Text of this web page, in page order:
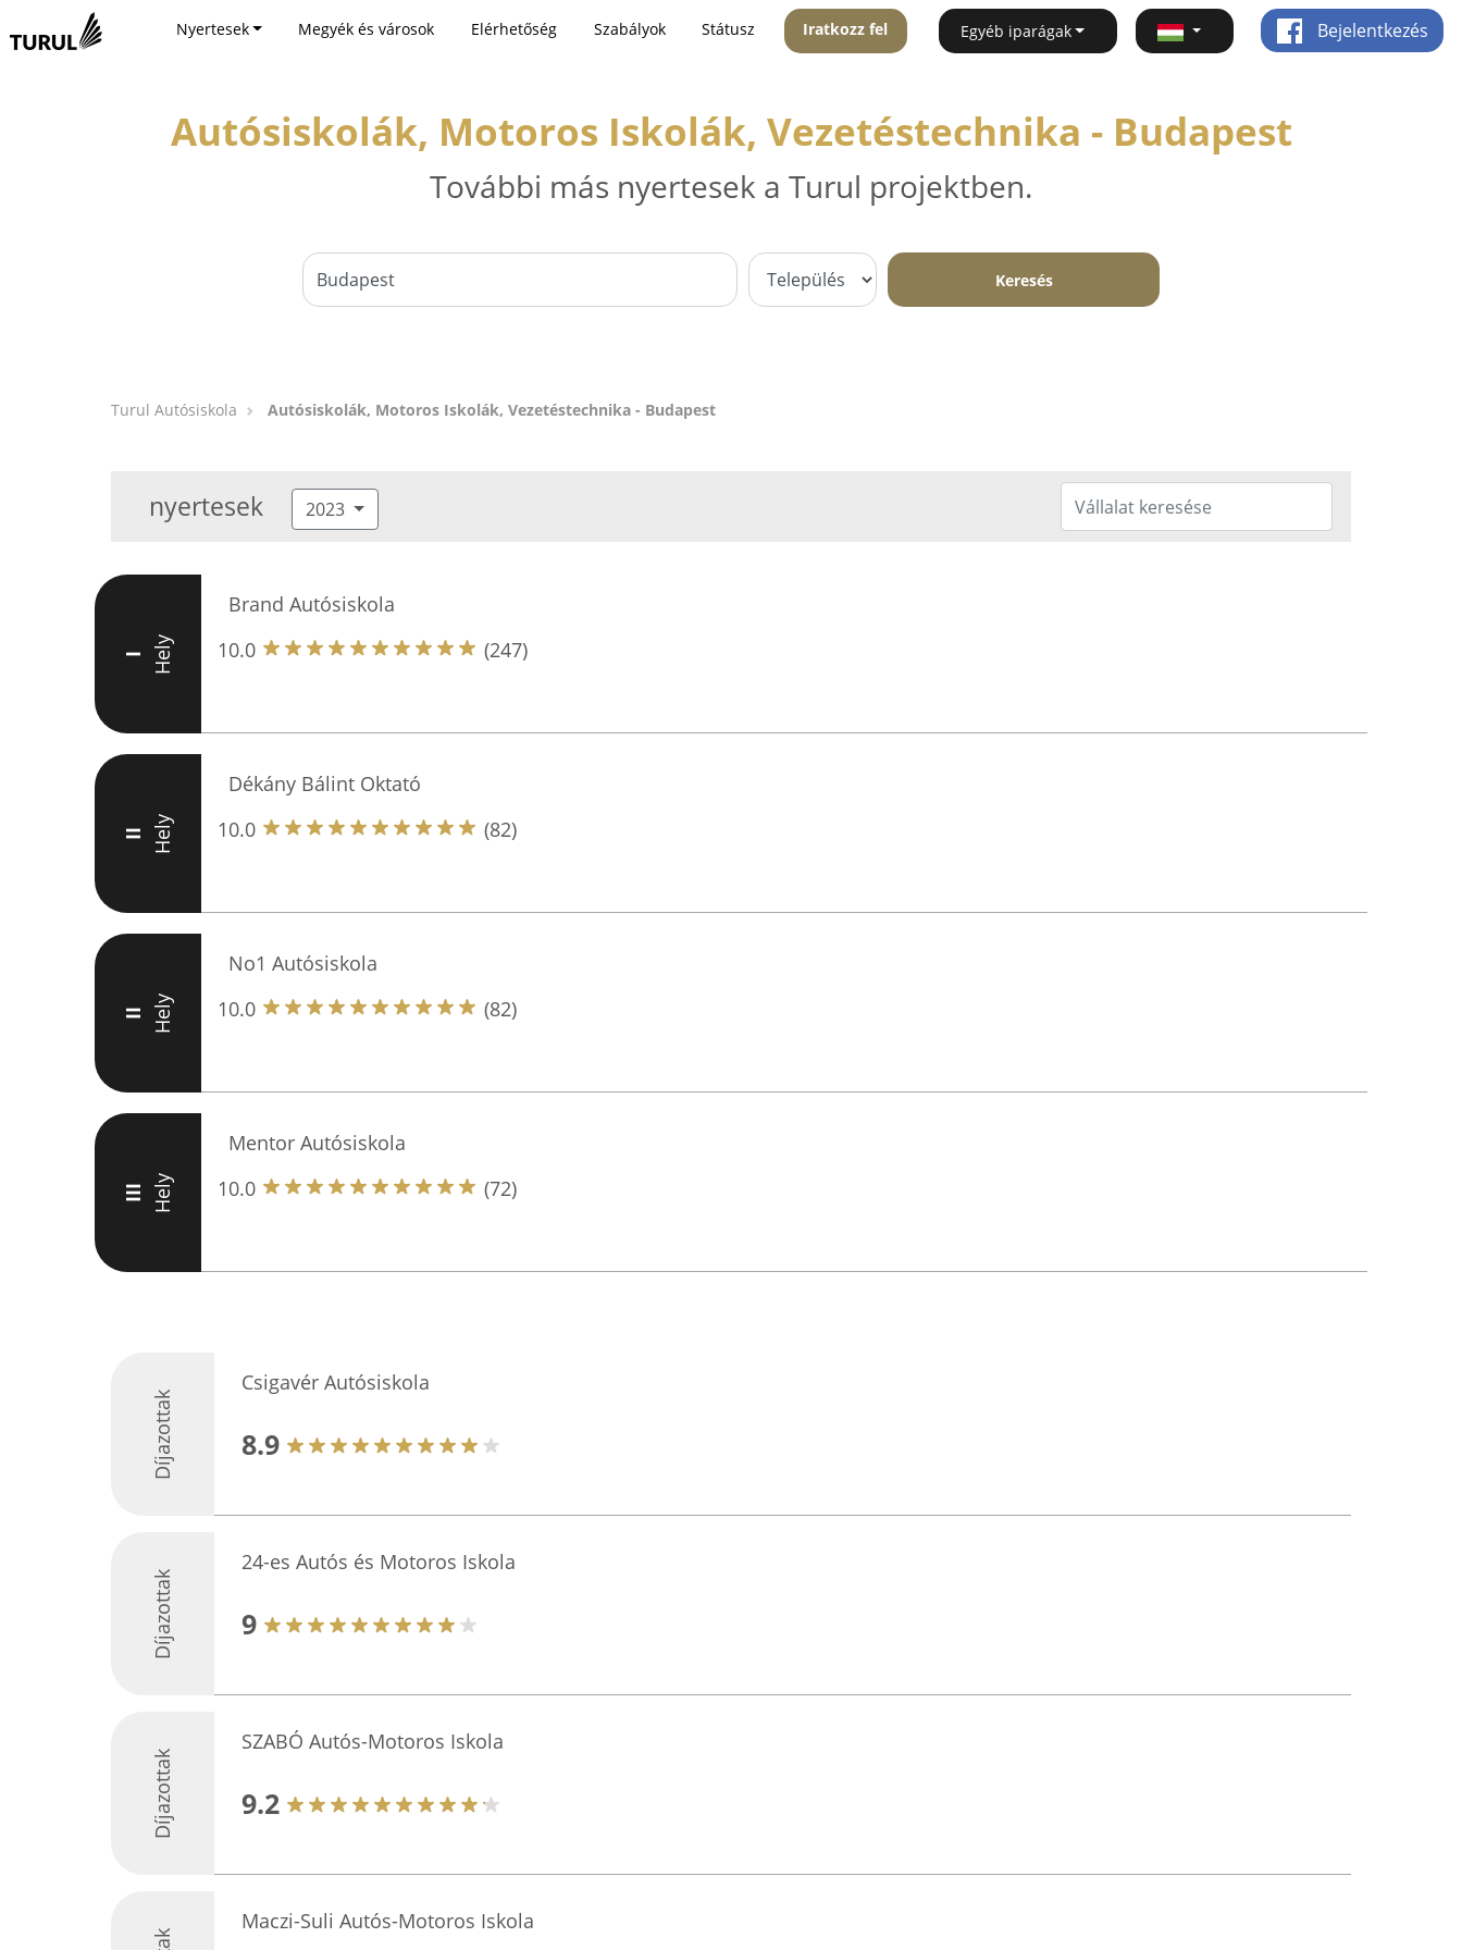
Nyertesek Megyék és városok Elérhetőség Szabályok Státusz Iratkozz fel Egyéb iparágak Bejelentkezés
Autósiskolák, Motoros Iskolák, Vezetéstechnika - Budapest
További más nyertesek a Turul projektben.
Keresés
Turul Autósiskola Autósiskolák, Motoros Iskolák, Vezetéstechnika - Budapest
nyertesek 2023
I Hely
Brand Autósiskola
10.0
(247)
II Hely
Dékány Bálint Oktató
10.0
(82)
II Hely
No1 Autósiskola
10.0
(82)
III Hely
Mentor Autósiskola
10.0
(72)
Díjazottak
Csigavér Autósiskola
8.9
Díjazottak
24-es Autós és Motoros Iskola
9
Díjazottak
SZABÓ Autós-Motoros Iskola
9.2
Maczi-Suli Autós-Motoros Iskola